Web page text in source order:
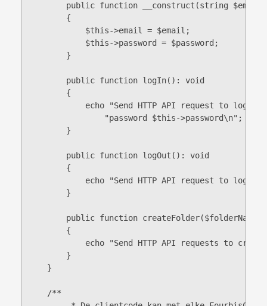
public function __construct(string
        {
            $this->email = $email;
            $this->password = $password;
        }
        public function logIn(): void
        {
echo "Send HTTP API request to log in
                "password $this->password\n";
        }
        public function logOut(): void
        {
echo "Send HTTP API request to log
        }
public function
        {
echo "Send HTTP API requests to
        }
    }
    /**